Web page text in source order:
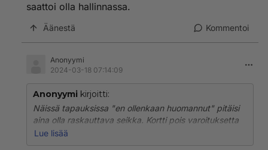
saattoi olla hallinnassa.
Äänestä Kommentoi
Anonyymi
2024-03-18 07:14:09
Anonyymi kirjoitti:
Näissä tapauksissa "en ollenkaan huomannut" pitäisi
aina olla raskauttava seikka. Kortti pois varoituksetta
aina kun et huomaa autoillessasi vaarantavasi jalan tai
Lue lisää